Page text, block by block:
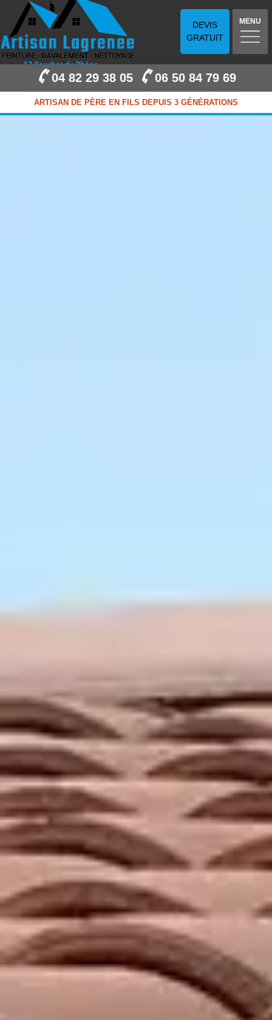
DEVIS
GRATUIT
MENU
04 82 29 38 05 06 50 84 79 69
ARTISAN DE PÈRE EN FILS DEPUIS 3 GÉNÉRATIONS